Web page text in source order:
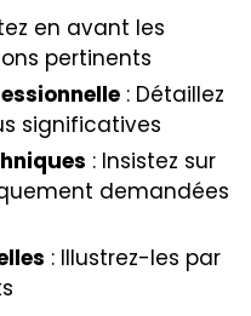
en avant les
pertinents
: Détaillez
significatives
: Insistez sur
demandées
: Illustrez-les par